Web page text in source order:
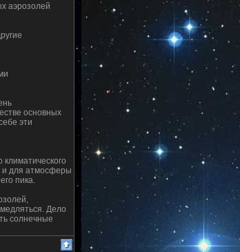
аэрозолей
основных
эти
и для атмосферы
пика.
Дело
солнечные